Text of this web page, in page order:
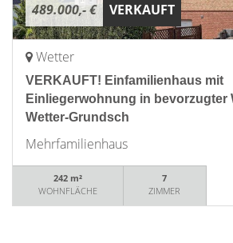
489.000,- € VERKAUFT
Wetter
VERKAUFT! Einfamilienhaus mit
Einliegerwohnung in bevorzugter
Wetter-Grundsch
Mehrfamilienhaus
242 m²
WOHNFLÄCHE
7
ZIMMER